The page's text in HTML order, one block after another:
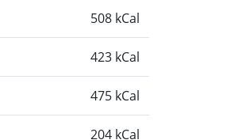
508 kCal
423 kCal
475 kCal
204 kCal